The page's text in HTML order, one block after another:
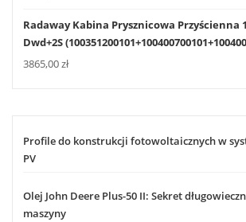
Radaway Kabina Prysznicowa Przyścienna
Dwd+2S
3865,00zł
Profile do konstrukcji fotowoltaicznych w
PV
Olej John Deere Plus-50 II: Sekret
maszyny